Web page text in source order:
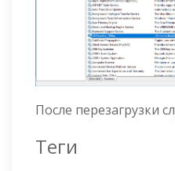
После перезагрузки
Теги